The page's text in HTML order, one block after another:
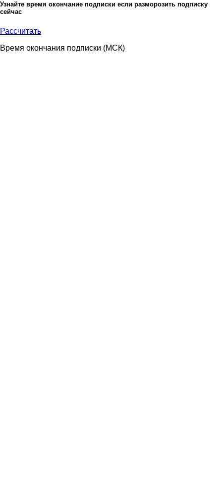
Узнайте время окончание подписки если разморозить подписку
сейчас
Рассчитать
Время окончания подписки (МСК)